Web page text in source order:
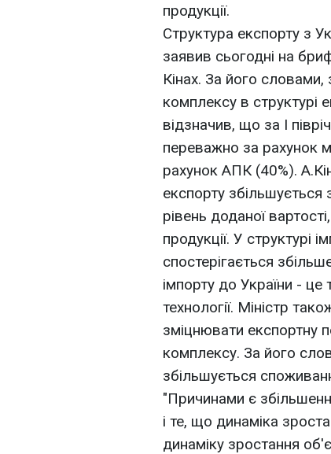
продукції.
Структура експорту з
заявив сьогодні на
Кiнах. За його словами,
комплексу в структурі
відзначив, що за I
переважно за рахунок
рахунок АПК (40%).
експорту збільшується
рівень доданої
продукції. У структурі
спостерігається
імпорту до України - це
технології. Міністр
змiцнювати експортну
комплексу. За його
збільшується
"Причинами є
і те, що динаміка
динаміку зростання